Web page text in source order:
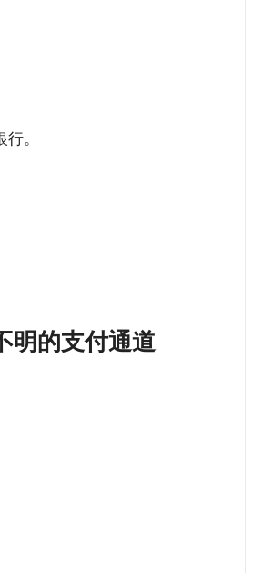
。
明的支付通道